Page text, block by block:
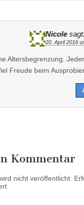
Nicole
20. April 2016
Altersbegrenzung.
Freude beim
Kommentar
nicht veröffentlicht.